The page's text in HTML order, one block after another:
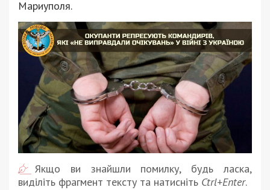
Мариуполя.
Якщо ви знайшли помилку, будь ласка,
виділіть фрагмент тексту та натисніть Ctrl+Enter.